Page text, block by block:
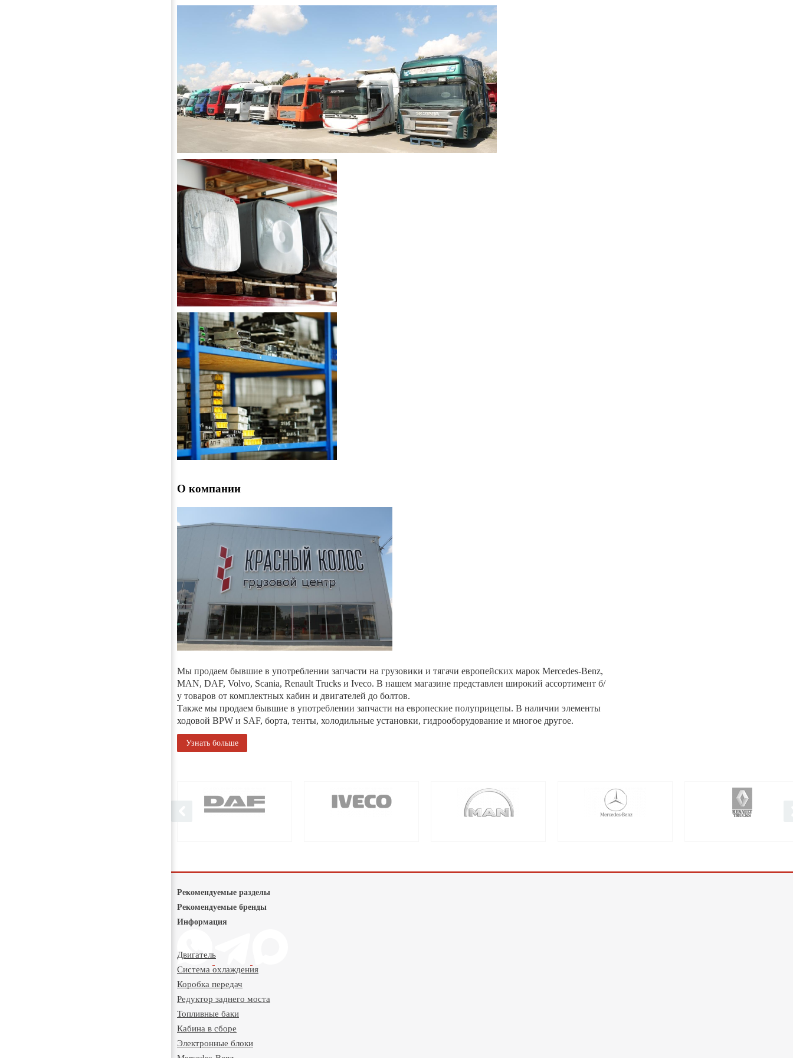
РЕДУКТОРЫ ЗАДНЕГО МОСТА
КАБИНЫ И КАРКАСЫ КАБИН
ТОПЛИВНЫЕ БАКИ
ЭЛЕКТРОННЫЕ БЛОКИ
О компании
Мы продаем бывшие в употреблении запчасти на грузовики и тягачи европейских марок Mercedes-Benz,
MAN, DAF, Volvo, Scania, Renault Trucks и Iveco. В нашем магазине представлен широкий ассортимент б/
у товаров от комплектных кабин и двигателей до болтов.
Также мы продаем бывшие в употреблении запчасти на европеские полуприцепы. В наличии элементы
ходовой BPW и SAF, борта, тенты, холодильные установки, гидрооборудование и многое другое.
Узнать больше
Рекомендуемые разделы
Рекомендуемые бренды
Информация
Двигатель
Система охлаждения
Коробка передач
Редуктор заднего моста
Топливные баки
Кабина в сборе
Электронные блоки